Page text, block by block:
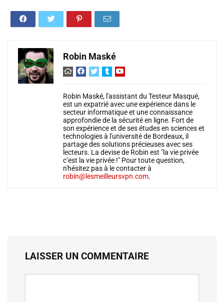
Robin Maské
Robin Maské, l'assistant du Testeur Masqué,
est un expatrié avec une expérience dans le
secteur informatique et une connaissance
approfondie de la sécurité en ligne. Fort de
son expérience et de ses études en sciences et
technologies à l'université de Bordeaux, il
partage des solutions précieuses avec ses
lecteurs. La devise de Robin est "la vie privée
c’est la vie privée !" Pour toute question,
n'hésitez pas à le contacter à
robin@lesmeilleursvpn.com.
LAISSER UN COMMENTAIRE